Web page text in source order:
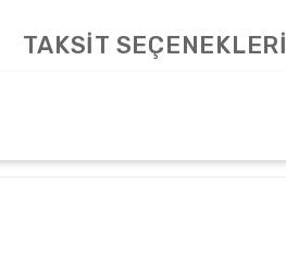
TAKSİT SEÇENEKLERİ